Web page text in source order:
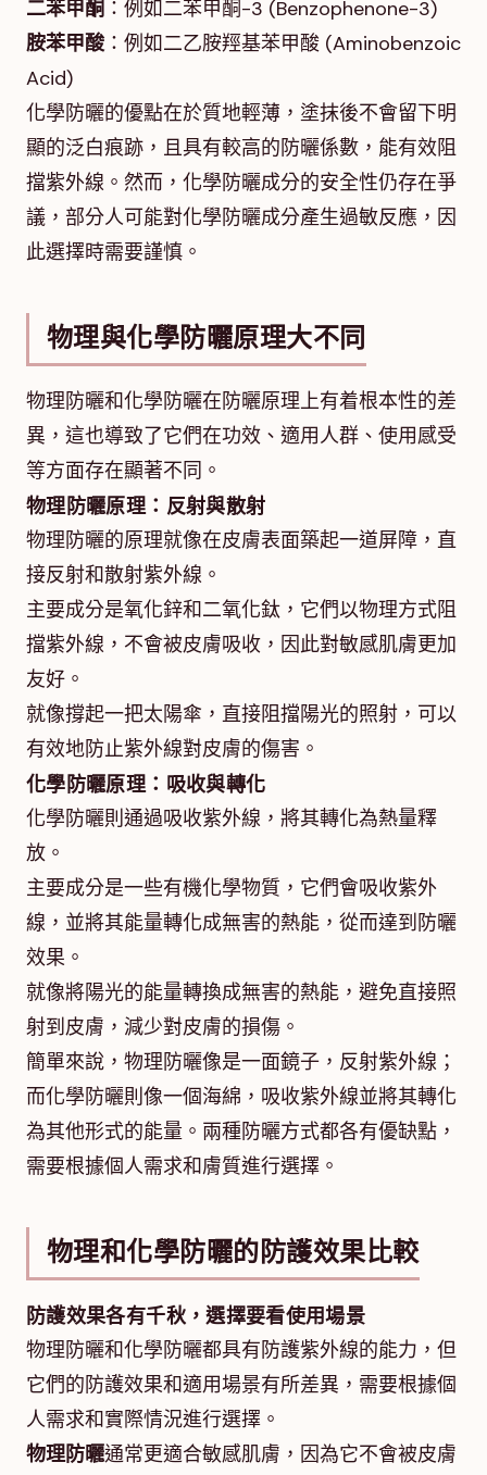
二苯甲酮 ：例如二苯甲酮-3 (Benzophenone-3)
胺苯甲酸：例如二乙胺羥基苯甲酸 (Aminobenzoic
Acid)
化學防曬的優點在於質地輕薄，塗抹後不會留下明
顯的泛白痕跡，且具有較高的防曬係數，能有效阻
擋紫外線。然而，化學防曬成分的安全性仍存在爭
議，部分人可能對化學防曬成分產生過敏反應，因
此選擇時需要謹慎。
物理與化學防曬原理大不同
物理防曬和化學防曬在防曬原理上有着根本性的差
異，這也導致了它們在功效、適用人群、使用感受
等方面存在顯著不同。
物理防曬原理：反射與散射
物理防曬的原理就像在皮膚表面築起一道屏障，直
接反射和散射紫外線。
主要成分是氧化鋅和二氧化鈦，它們以物理方式阻
擋紫外線，不會被皮膚吸收，因此對敏感肌膚更加
友好。
就像撐起一把太陽傘，直接阻擋陽光的照射，可以
有效地防止紫外線對皮膚的傷害。
化學防曬原理：吸收與轉化
化學防曬則通過吸收紫外線，將其轉化為熱量釋
放。
主要成分是一些有機化學物質，它們會吸收紫外
線，並將其能量轉化成無害的熱能，從而達到防曬
效果。
就像將陽光的能量轉換成無害的熱能，避免直接照
射到皮膚，減少對皮膚的損傷。
簡單來說，物理防曬像是一面鏡子，反射紫外線；
而化學防曬則像一個海綿，吸收紫外線並將其轉化
為其他形式的能量。兩種防曬方式都各有優缺點，
需要根據個人需求和膚質進行選擇。
物理和化學防曬的防護效果比較
防護效果各有千秋，選擇要看使用場景
物理防曬和化學防曬都具有防護紫外線的能力，但
它們的防護效果和適用場景有所差異，需要根據個
人需求和實際情況進行選擇。
物理防曬通常更適合敏感肌膚，因為它不會被皮膚